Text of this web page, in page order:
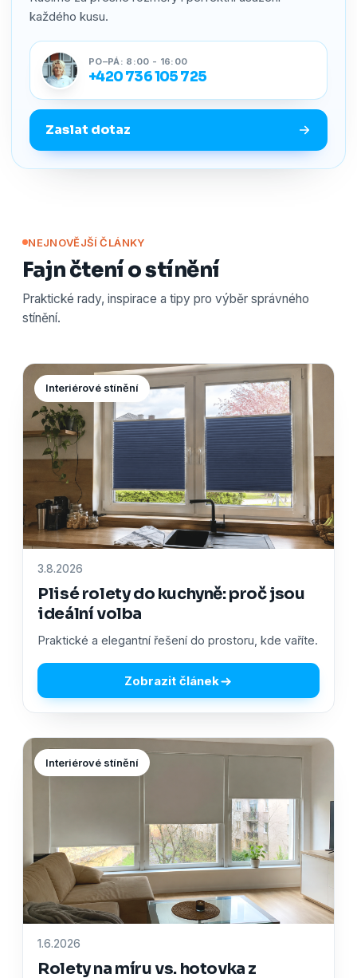
každého kusu.
PO–PÁ: 8:00 - 16:00
+420 736 105 725
Zaslat dotaz
NEJNOVĚJŠÍ ČLÁNKY
Fajn čtení o stínění
Praktické rady, inspirace a tipy pro výběr správného
stínění.
Interiérové stínění
3.8.2026
Plisé rolety do kuchyně: proč jsou
ideální volba
Praktické a elegantní řešení do prostoru, kde vaříte.
Zobrazit článek
Interiérové stínění
1.6.2026
Rolety na míru vs. hotovka z